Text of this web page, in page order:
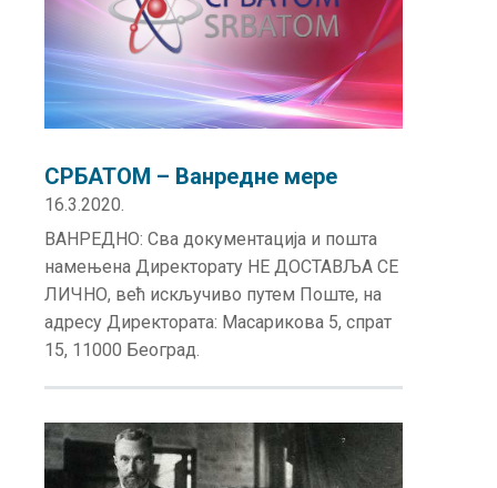
СРБАТОМ – Ванредне мере
16.3.2020.
ВАНРЕДНО: Сва документација и пошта
намењена Директорату НЕ ДОСТАВЉА СЕ
ЛИЧНО, већ искључиво путем Поште, на
адресу Директората: Масарикова 5, спрат
15, 11000 Београд.